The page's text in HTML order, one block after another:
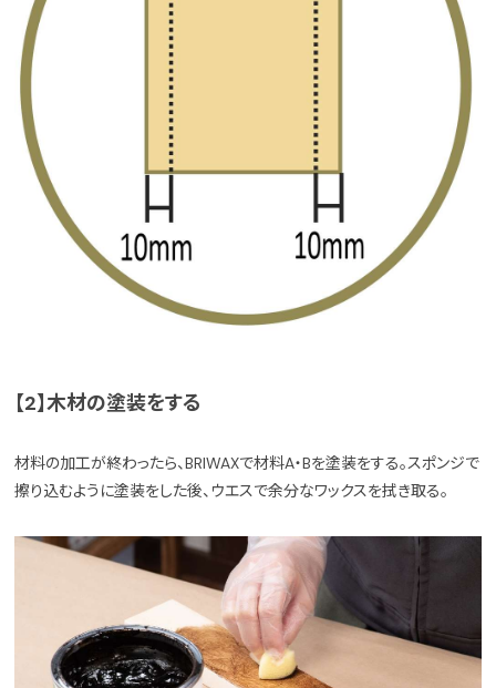
【2】木材の塗装をする
材料の加工が終わったら、BRIWAXで材料A・Bを塗装をする。スポンジで
擦り込むように塗装をした後、ウエスで余分なワックスを拭き取る。